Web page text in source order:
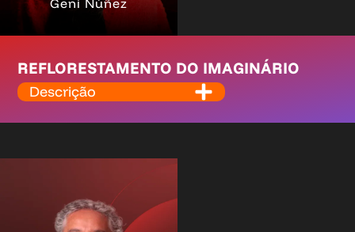
Geni Núñez
REFLORESTAMENTO DO IMAGINÁRIO
Descrição